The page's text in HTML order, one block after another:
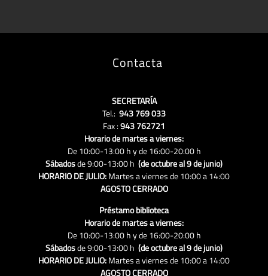
Contacta
SECRETARÍA
Tel.: 943 769 033
Fax :943 762721
Horario de martes a viernes:
De 10:00-13:00 h y de 16:00-20:00 h
Sábadosde 9:00-13:00 h (de octubre al 9 de junio)
HORARIO DE JULIO:Martes a viernes de 10:00 a 14:00
AGOSTO CERRADO
Préstamo biblioteca
Horario de martes a viernes:
De 10:00-13:00 h y de 16:00-20:00 h
Sábadosde 9:00-13:00 h (de octubre al 9 de junio)
HORARIO DE JULIO:Martes a viernes de 10:00 a 14:00
AGOSTO CERRADO